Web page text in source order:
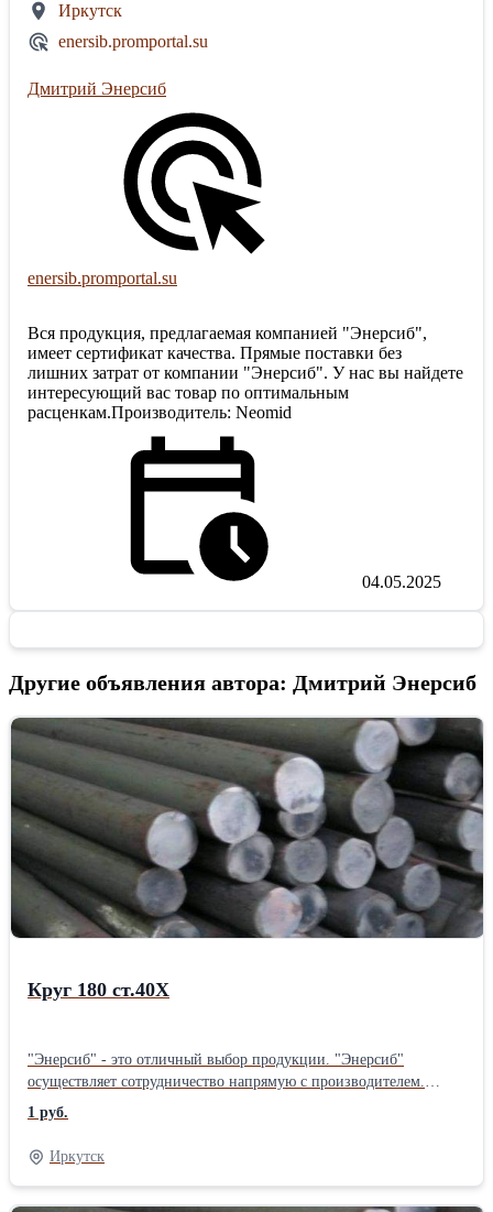
Иркутск
enersib.promportal.su
Дмитрий Энерсиб
enersib.promportal.su
Вся продукция, предлагаемая компанией "Энерсиб",
имеет сертификат качества. Прямые поставки без
лишних затрат от компании "Энерсиб". У нас вы найдете
интересующий вас товар по оптимальным
расценкам.Производитель: Neomid
04.05.2025
Другие объявления автора: Дмитрий Энерсиб
Круг 180 ст.40Х
"Энерсиб" - это отличный выбор продукции. "Энерсиб"
осуществляет сотрудничество напрямую с производителем.
"Энерсиб" осуществляет отправку товаров по всей территории
РОССИИ.
1 руб.
Иркутск